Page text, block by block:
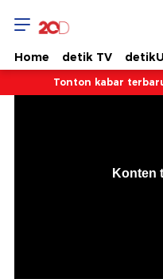
Home detik TV
Tonton kabar
Konten